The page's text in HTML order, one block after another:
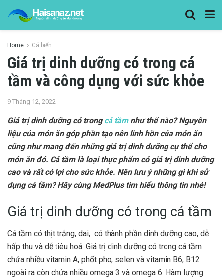
Home Cá biển
Giá trị dinh dưỡng có trong cá
tầm và công dụng với sức khỏe
9 Tháng 12, 2022
Giá trị dinh dưỡng có trongcá tầmnhư thế nào? Nguyên
liệu của món ăn góp phần tạo nên linh hồn của món ăn
cũng như mang đến những giá trị dinh dưỡng cụ thể cho
món ăn đó. Cá tầm là loại thực phẩm có giá trị dinh dưỡng
cao và rất có lợi cho sức khỏe. Nên lưu ý những gì khi sử
dụng cá tầm? Hãy cùng MedPlus tìm hiểu thông tin nhé!
Giá trị dinh dưỡng có trong cá tầm
Cá tầm có thịt trắng, dai, có thành phần dinh dưỡng cao, dễ
hấp thu và dễ tiêu hoá. Giá trị dinh dưỡng có trong cá tầm
chứa nhiều vitamin A, phốt pho, selen và vitamin B6, B12
ngoài ra còn chứa nhiều omega 3 và omega 6. Hàm lượng